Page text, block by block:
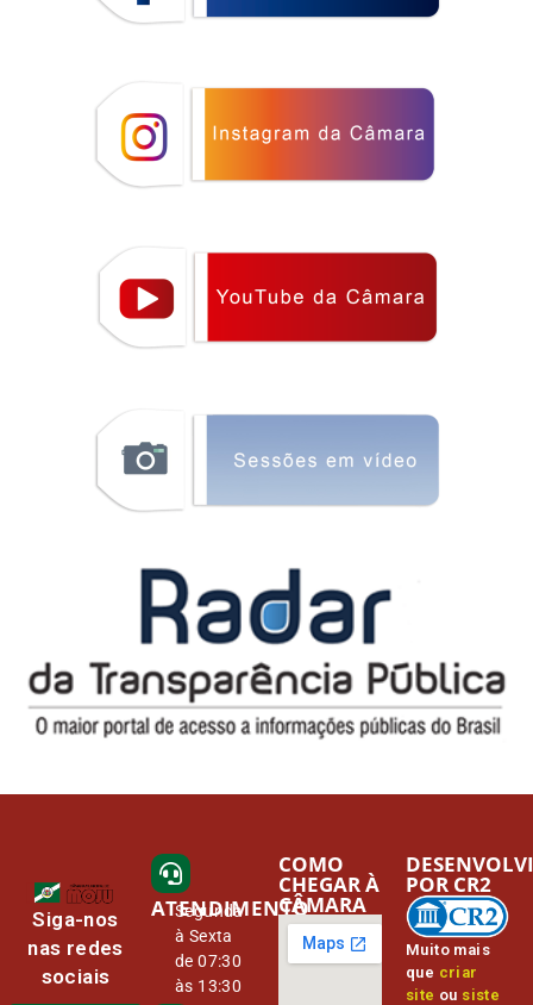
Siga-nos
nas redes
sociais
ATENDIMENTO
Segunda
à Sexta
de 07:30
às 13:30
COMO
CHEGAR À
CÂMARA
Muito mais
que criar
site ou siste
POR CR2